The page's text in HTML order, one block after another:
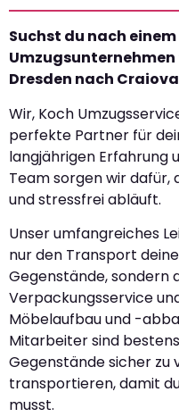
Suchst du nach
Dresden nach
Wir, Koch
perfekte Partner für
langjährigen Erfahrung
Team sorgen wir dafür,
und stressfrei abläuft.
Unser umfangreiches
nur den Transport
Gegenstände, sondern
Verpackungsservice
Möbelaufbau und -
Mitarbeiter sind
Gegenstände sicher zu
transportieren, damit
musst.